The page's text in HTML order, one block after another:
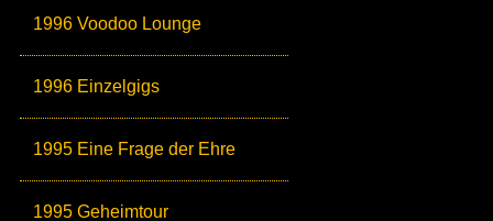
1996 Voodoo Lounge
1996 Einzelgigs
1995 Eine Frage der Ehre
1995 Geheimtour